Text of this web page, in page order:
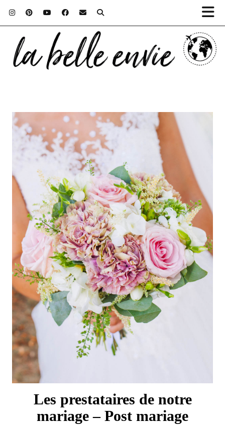
Les prestataires de notre
mariage – Post mariage